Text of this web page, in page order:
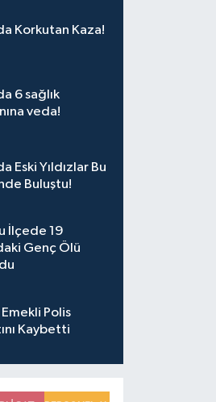
Korkutan Kaza!
6 sağlık
veda!
Eski Yıldızlar Bu
Buluştu!
İlçede 19
Genç Ölü
Emekli Polis
Kaybetti